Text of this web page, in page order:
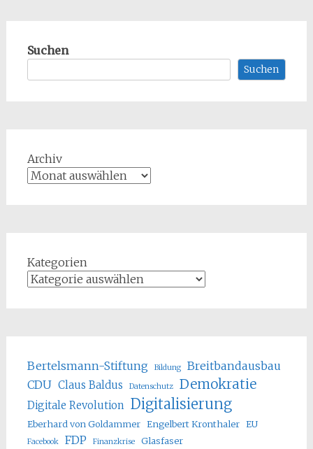
Suchen
Suchen
Archiv
Kategorien
Bertelsmann-Stiftung Bildung
Breitbandausbau
CDU Claus Baldus Datenschutz Demokratie
Digitale Revolution Digitalisierung
Eberhard von Goldammer Engelbert Kronthaler EU
Facebook FDP Finanzkrise Glasfaser